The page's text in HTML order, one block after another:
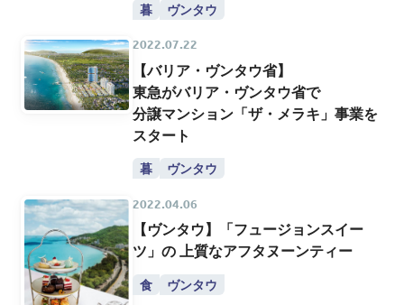
暮 ヴンタウ
2022.07.22
【バリア・ヴンタウ省】
東急がバリア・ヴンタウ省で
分譲マンション「ザ・メラキ」事業を
スタート
暮 ヴンタウ
2022.04.06
【ヴンタウ】「フュージョンスイー
ツ」の 上質なアフタヌーンティー
食 ヴンタウ